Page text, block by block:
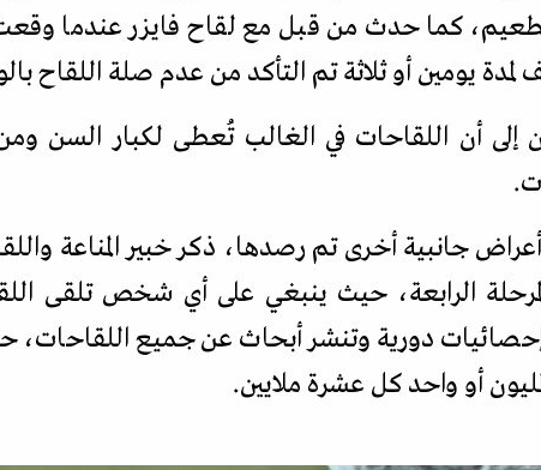
لمدة يومين أو ثلاثة تم التأكد من عدم صلة اللقاح
إلى أن اللقاحات في الغالب تُعطى لكبار السن
جانبية أخرى تم رصدها، ذكر خبير المناعة
الرابعة، حيث ينبغي على أي شخص تلقى
دورية وتنشر أبحاث عن جميع اللقاحات،
أو واحد كل عشرة ملايين.